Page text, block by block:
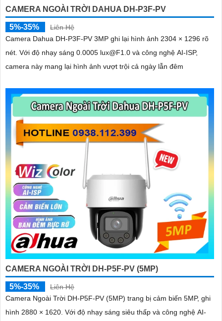
CAMERA NGOÀI TRỜI DAHUA DH-P3F-PV
5%-35%
Liên Hệ
Camera Dahua DH-P3F-PV 3MP ghi lại hình ảnh 2304 × 1296 rõ
nét. Với độ nhạy sáng 0.0005 lux@F1.0 và công nghệ AI-ISP,
camera này mang lại hình ảnh vượt trội cả ngày lẫn đêm
CAMERA NGOÀI TRỜI DH-P5F-PV (5MP)
5%-35%
Liên Hệ
Camera Ngoài Trời DH-P5F-PV (5MP) trang bị cảm biến 5MP, ghi
hình 2880 × 1620. Với độ nhạy sáng siêu thấp và công nghệ AI-